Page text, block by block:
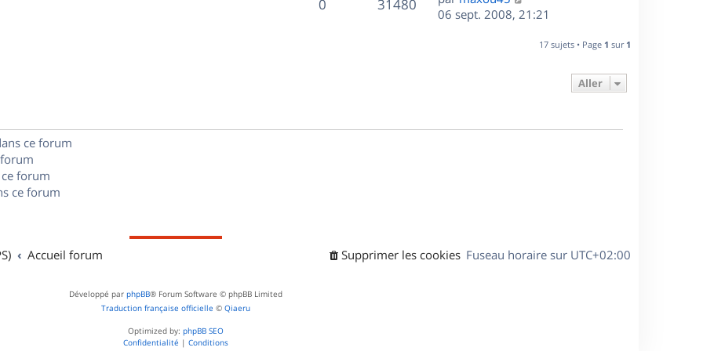
g
e
s
s
m
e
i
0 31480
e
06 sept. 2008, 21:21
17 sujets • Page 1 sur 1
Aller
ce forum
forum
ce forum
Accueil forum Fuseau horaire sur UTC+02:00
Supprimer les cookies
Développé par phpBB® Forum Software © phpBB Limited
Traduction française officielle © Qiaeru
Optimized by: phpBB SEO
Confidentialité | Conditions